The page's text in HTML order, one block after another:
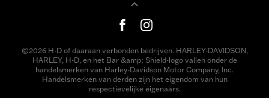
©2026 H-D of daaraan verbonden bedrijven. HARLEY-DAVIDSON,
HARLEY, H-D, en het Bar &amp; Shield-logo vallen onder de
handelsmerken van Harley-Davidson Motor Company, Inc.
Handelsmerken van derden zijn het eigendom van hun
respectievelijke eigenaars.